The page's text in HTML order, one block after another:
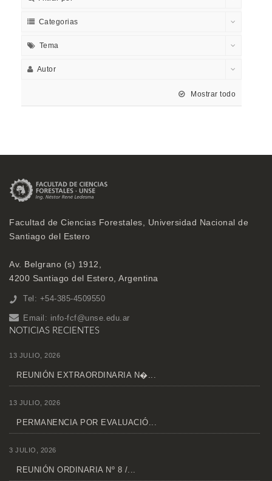
Categorias
Tema
Autor
Mostrar todo
Facultad de Ciencias Forestales, Universidad Nacional de
Santiago del Estero
Av. Belgrano (s) 1912,
4200 Santiago del Estero, Argentina
Tel: +54-385-4509550
Email: info-fcf@unse.edu.ar
NOTICIAS RECIENTES
13 JULIO, 2026
REUNIÓN EXTRAORDINARIA N�...
13 JULIO, 2026
PERMANENCIA POR EVALUACIÓ...
3 JULIO, 2026
REUNIÓN ORDINARIA Nº 8 /...